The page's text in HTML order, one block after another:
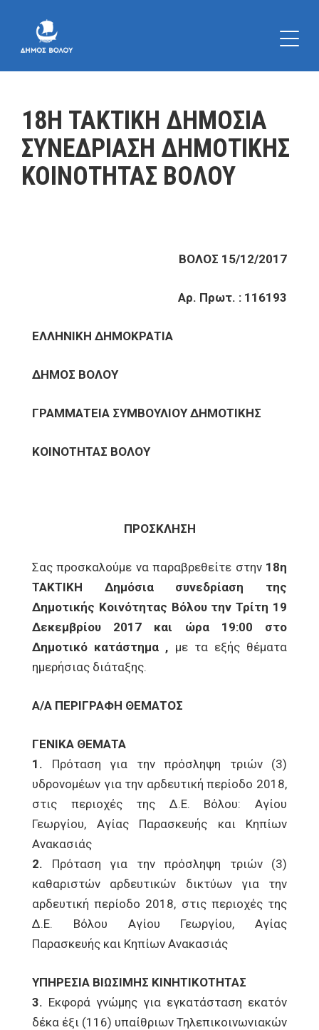
18Η ΤΑΚΤΙΚΗ ΔΗΜΟΣΙΑ
ΣΥΝΕΔΡΙΑΣΗ ΔΗΜΟΤΙΚΗΣ
ΚΟΙΝΟΤΗΤΑΣ ΒΟΛΟΥ
ΒΟΛΟΣ 15/12/2017
Αρ. Πρωτ. : 116193
ΕΛΛΗΝΙΚΗ ΔΗΜΟΚΡΑΤΙΑ
ΔΗΜΟΣ ΒΟΛΟΥ
ΓΡΑΜΜΑΤΕΙΑ ΣΥΜΒΟΥΛΙΟΥ ΔΗΜΟΤΙΚΗΣ
ΚΟΙΝΟΤΗΤΑΣ ΒΟΛΟΥ
ΠΡΟΣΚΛΗΣΗ
Σας προσκαλούμε να παραβρεθείτε στην 18η
ΤΑΚΤΙΚΗ Δημόσια συνεδρίαση της
Δημοτικής Κοινότητας Βόλου την Τρίτη 19
Δεκεμβρίου 2017 και ώρα 19:00 στο
Δημοτικό κατάστημα , με τα εξής θέματα
ημερήσιας διάταξης.
Α/Α ΠΕΡΙΓΡΑΦΗ ΘΕΜΑΤΟΣ
ΓΕΝΙΚΑ ΘΕΜΑΤΑ
1. Πρόταση για την πρόσληψη τριών (3)
υδρονομέων για την αρδευτική περίοδο 2018,
στις περιοχές της Δ.Ε. Βόλου: Αγίου
Γεωργίου, Αγίας Παρασκευής και Κηπίων
Ανακασιάς
2. Πρόταση για την πρόσληψη τριών (3)
καθαριστών αρδευτικών δικτύων για την
αρδευτική περίοδο 2018, στις περιοχές της
Δ.Ε. Βόλου Αγίου Γεωργίου, Αγίας
Παρασκευής και Κηπίων Ανακασιάς
ΥΠΗΡΕΣΙΑ ΒΙΩΣΙΜΗΣ ΚΙΝΗΤΙΚΟΤΗΤΑΣ
3. Εκφορά γνώμης για εγκατάσταση εκατόν
δέκα έξι (116) υπαίθριων Τηλεπικοινωνιακών